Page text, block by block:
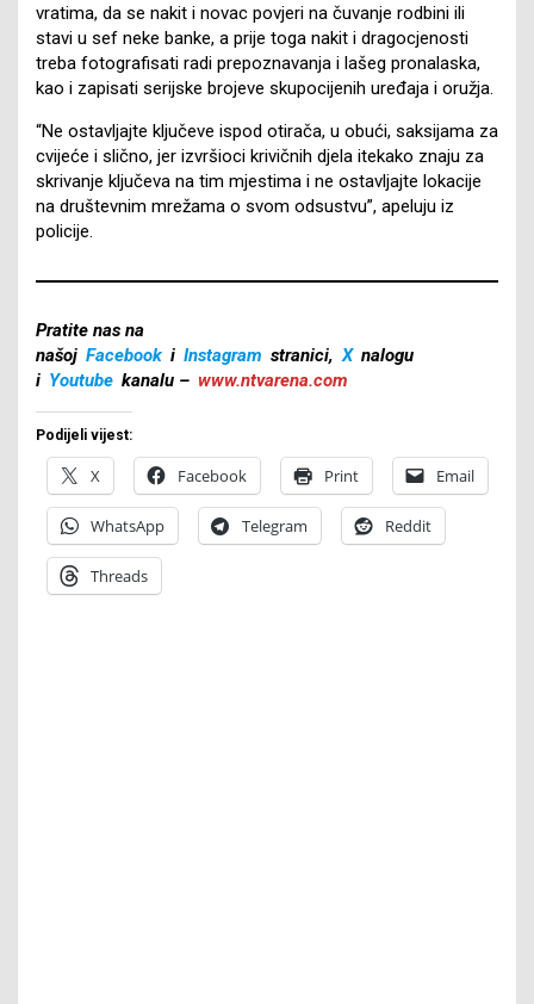
vratima, da se nakit i novac povjeri na čuvanje rodbini ili
stavi u sef neke banke, a prije toga nakit i dragocjenosti
treba fotografisati radi prepoznavanja i lašeg pronalaska,
kao i zapisati serijske brojeve skupocijenih uređaja i oružja.
“Ne ostavljajte ključeve ispod otirača, u obući, saksijama za
cvijeće i slično, jer izvršioci krivičnih djela itekako znaju za
skrivanje ključeva na tim mjestima i ne ostavljajte lokacije
na društevnim mrežama o svom odsustvu”, apeluju iz
policije.
Pratite nas na
našoj Facebook i Instagram stranici, X nalogu
i Youtube kanalu – www.ntvarena.com
Podijeli vijest:
X Facebook Print Email
WhatsApp Telegram Reddit
Threads